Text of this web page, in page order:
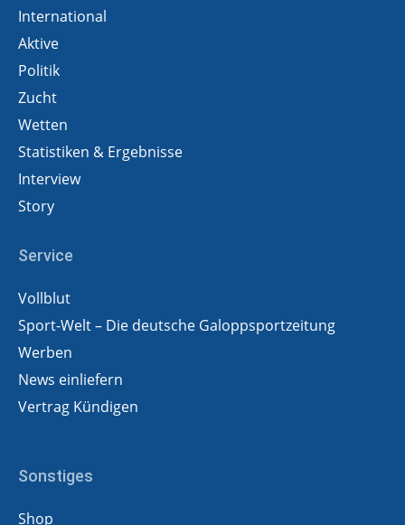
International
Aktive
Politik
Zucht
Wetten
Statistiken & Ergebnisse
Interview
Story
Service
Vollblut
Sport-Welt – Die deutsche Galoppsportzeitung
Werben
News einliefern
Vertrag Kündigen
Sonstiges
Shop